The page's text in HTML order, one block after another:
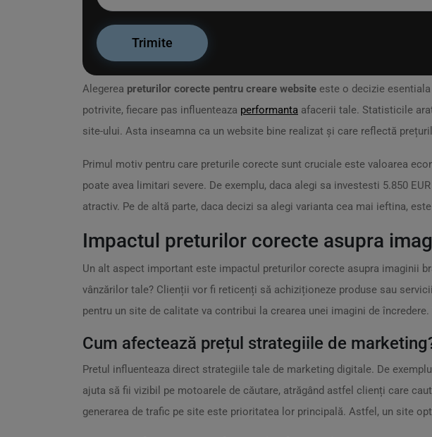
Alegerea preturilor corecte pentru creare website este o decizie
potrivite, fiecare pas influenteaza performanta afacerii tale. Statisticile
site-ului. Asta inseamna ca un website bine realizat și care reflectă
Primul motiv pentru care preturile corecte sunt cruciale este valoarea
poate avea limitari severe. De exemplu, daca alegi sa investesti 5.850
atractiv. Pe de altă parte, daca decizi sa alegi varianta cea mai ieftina,
Impactul preturilor corecte asupra
Un alt aspect important este impactul preturilor corecte asupra imaginii
vânzărilor tale? Clienții vor fi reticenți să achiziționeze produse sau
pentru un site de calitate va contribui la crearea unei imagini de încredere.
Cum afectează prețul strategiile de
Pretul influenteaza direct strategiile tale de marketing digitale. De
ajuta să fii vizibil pe motoarele de căutare, atrăgând astfel clienți care
generarea de trafic pe site este prioritatea lor principală. Astfel, un site